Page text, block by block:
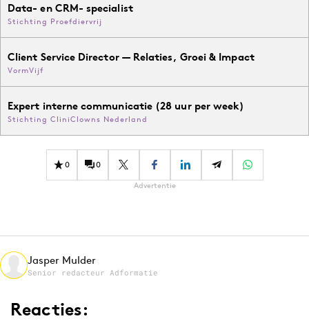
Data- en CRM- specialist
Stichting Proefdiervrij
Client Service Director — Relaties, Groei & Impact
VormVijf
Expert interne communicatie (28 uur per week)
Stichting CliniClowns Nederland
0 0
Advertentie
Jasper Mulder
Senior redacteur Adformatie
Reacties: